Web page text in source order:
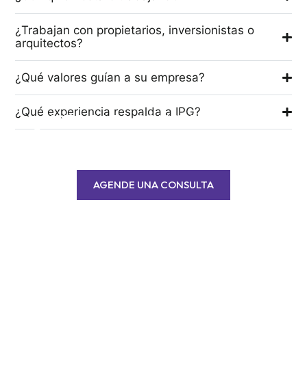
¿Trabajan con propietarios, inversionistas o
arquitectos?
¿Qué valores guían a su empresa?
¿Qué experiencia respalda a IPG?
¿LISTO PARA CONSTRUIR ALGO
AGENDE UNA CONSULTA